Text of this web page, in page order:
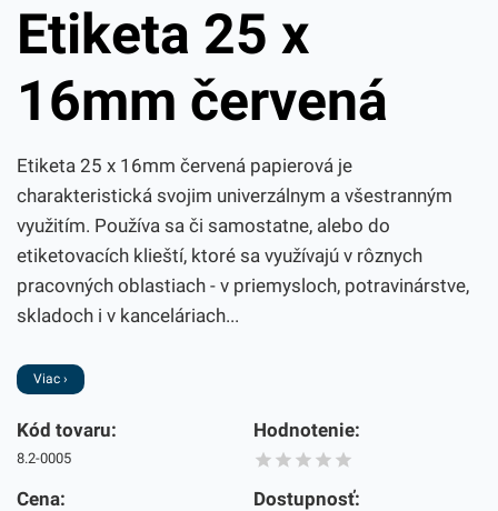
Etiketa 25 x
16mm červená
Etiketa 25 x 16mm červená papierová je
charakteristická svojim univerzálnym a všestranným
využitím. Používa sa či samostatne, alebo do
etiketovacích klieští, ktoré sa využívajú v rôznych
pracovných oblastiach - v priemysloch, potravinárstve,
skladoch i v kanceláriach...
Viac ›
Kód tovaru:
8.2-0005
Hodnotenie:
Cena: Dostupnosť: